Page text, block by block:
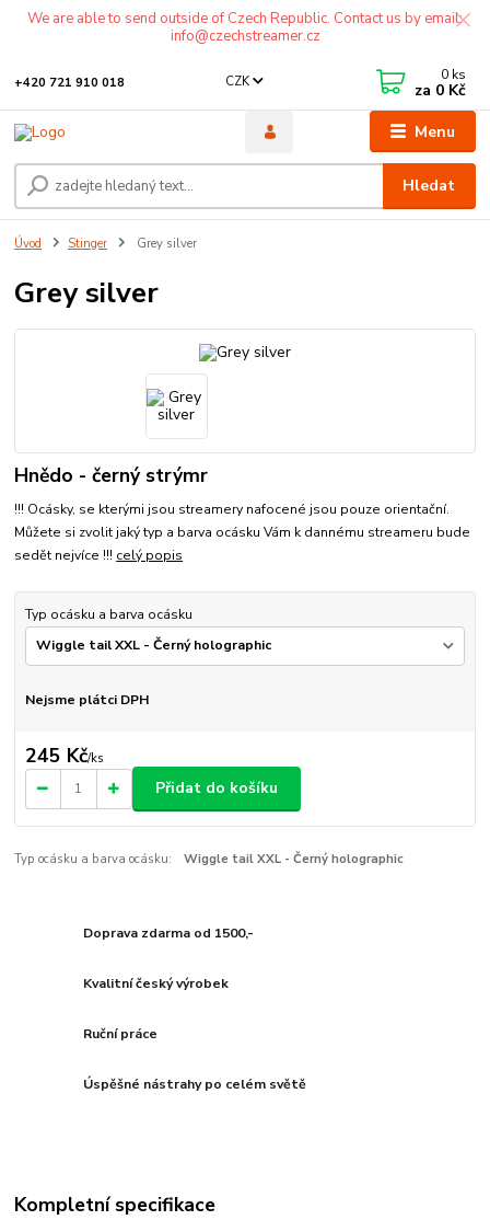
We are able to send outside of Czech Republic. Contact us by email:
info@czechstreamer.cz
Menu
CZK
Hledat
+420 721 910 018 0 ks
za 0 Kč
Úvod Stinger Grey silver
Grey silver
Hnědo - černý strýmr
!!! Ocásky, se kterými jsou streamery nafocené jsou pouze orientační.
Můžete si zvolit jaký typ a barva ocásku Vám k dannému streameru bude
sedět nejvíce !!! celý popis
Typ ocásku a barva ocásku
Nejsme plátci DPH
245 Kč/ks
Přidat do košíku
Typ ocásku a barva ocásku: Wiggle tail XXL - Černý holographic
Doprava zdarma od 1500,-
Kvalitní český výrobek
Ruční práce
Úspěšné nástrahy po celém světě
Kompletní specifikace